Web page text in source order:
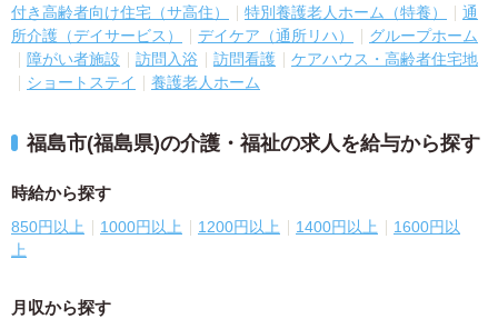
付き高齢者向け住宅（サ高住）
特別養護老人ホーム（特養）
通
所介護（デイサービス）
デイケア（通所リハ）
グループホーム
障がい者施設
訪問入浴 訪問看護
ケアハウス・高齢者住宅地
ショートステイ
養護老人ホーム
福島市(福島県)の介護・福祉の求人を給与から探す
時給から探す
850円以上 1000円以上 1200円以上 1400円以上
1600円以
上
月収から探す